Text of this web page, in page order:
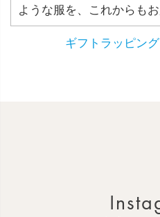
ような服を、これからもお
ギフトラッピン